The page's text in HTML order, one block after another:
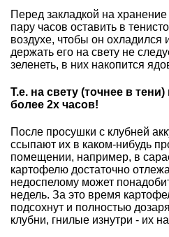
Перед закладкой на
пару часов оставить в
воздухе, чтобы он охладился
держать его на свету не
зеленеть, в них накопится
Т.е. на свету (точнее в
более 2х часов!
После просушки с клубней
ссыпают их в каком-нибудь
помещении, например, в
картофелю достаточно
недоспелому может
недель. За это время
подсохнут и полностью
клубни, гнилые изнутри - их